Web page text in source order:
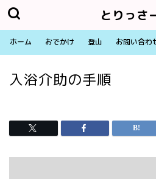
とりっさ
ホーム おでかけ 登山 お問い合わ
入浴介助の手順